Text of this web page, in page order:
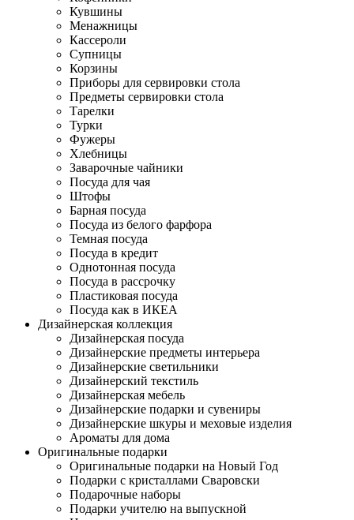
Кувшины
Менажницы
Кассероли
Супницы
Корзины
Приборы для сервировки стола
Предметы сервировки стола
Тарелки
Турки
Фужеры
Хлебницы
Заварочные чайники
Посуда для чая
Штофы
Барная посуда
Посуда из белого фарфора
Темная посуда
Посуда в кредит
Однотонная посуда
Посуда в рассрочку
Пластиковая посуда
Посуда как в ИКЕА
Дизайнерская коллекция
Дизайнерская посуда
Дизайнерские предметы интерьера
Дизайнерские светильники
Дизайнерский текстиль
Дизайнерская мебель
Дизайнерские подарки и сувениры
Дизайнерские шкуры и меховые изделия
Ароматы для дома
Оригинальные подарки
Оригинальные подарки на Новый Год
Подарки с кристаллами Сваровски
Подарочные наборы
Подарки учителю на выпускной